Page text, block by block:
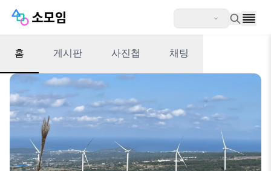
홈 게시판 사진첩 채팅